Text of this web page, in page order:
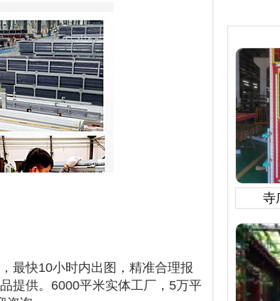
最快10小时内出图，精准合理报
提供。6000平米实体工厂，5万平
寺